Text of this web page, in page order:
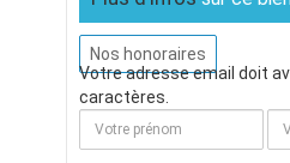
Nos honoraires
Votre adresse email doit
caractères.